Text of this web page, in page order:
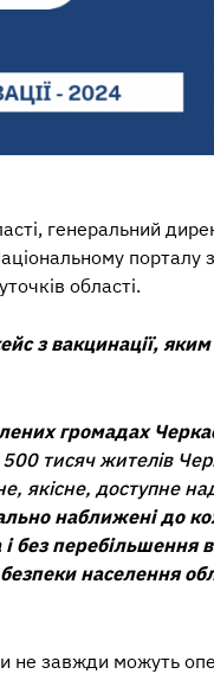
генеральний
порталу
області.
з вакцинації,
громадах
тисяч жителів
якісне, доступне
наближені до
без перебільшення
населення
не завжди можуть